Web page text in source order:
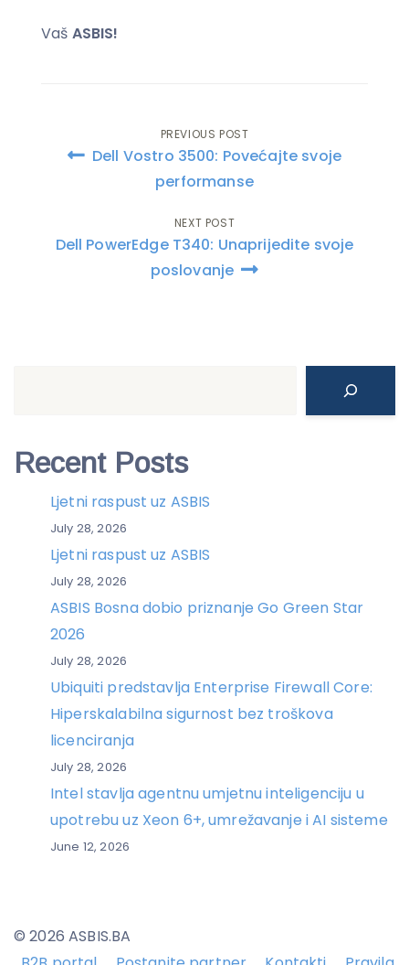
Vaš ASBIS!
Post
navigation
PREVIOUS POST
Dell Vostro 3500: Povećajte svoje
performanse
NEXT POST
Dell PowerEdge T340: Unaprijedite svoje
poslovanje
Recent Posts
Ljetni raspust uz ASBIS
July 28, 2026
Ljetni raspust uz ASBIS
July 28, 2026
ASBIS Bosna dobio priznanje Go Green Star
2026
July 28, 2026
Ubiquiti predstavlja Enterprise Firewall Core:
Hiperskalabilna sigurnost bez troškova
licenciranja
July 28, 2026
Intel stavlja agentnu umjetnu inteligenciju u
upotrebu uz Xeon 6+, umrežavanje i AI sisteme
June 12, 2026
© 2026 ASBIS.BA